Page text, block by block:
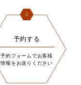
2
予約する
予約フォームでお客様
情報をお送りください